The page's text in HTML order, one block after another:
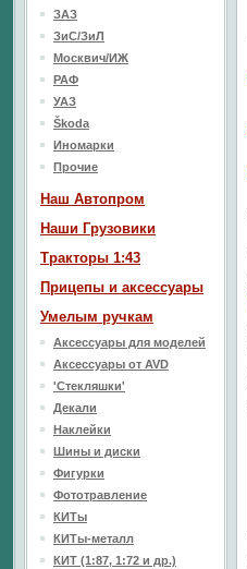
ЗАЗ
ЗиС/ЗиЛ
Москвич/ИЖ
РАФ
УАЗ
Škoda
Иномарки
Прочие
Наш Aвтопром
Наши Грузовики
Тракторы 1:43
Прицепы и аксессуары
Умелым ручкам
Аксессуары для моделей
Аксессуары от AVD
'Стекляшки'
Декали
Наклейки
Шины и диски
Фигурки
Фототравление
КИТы
КИТы-металл
КИТ (1:87, 1:72 и др.)